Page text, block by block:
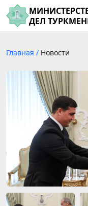
ДЕЛ
Главная / Новости